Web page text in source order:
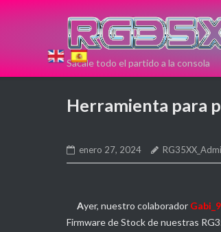
Sácale todo el partido a la consola
Herramienta para
enero 27, 2024
Ayer, nuestro colaborador
Firmware de Stock de nuestras
Si estas
pensando en
comprar una
consola Retro